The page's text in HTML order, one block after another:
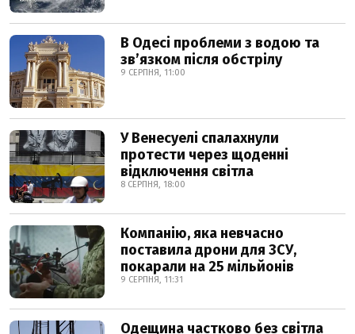
В Одесі проблеми з водою та
звʼязком після обстрілу
9 СЕРПНЯ, 11:00
У Венесуелі спалахнули
протести через щоденні
відключення світла
8 СЕРПНЯ, 18:00
Компанію, яка невчасно
поставила дрони для ЗСУ,
покарали на 25 мільйонів
9 СЕРПНЯ, 11:31
Одещина частково без світла